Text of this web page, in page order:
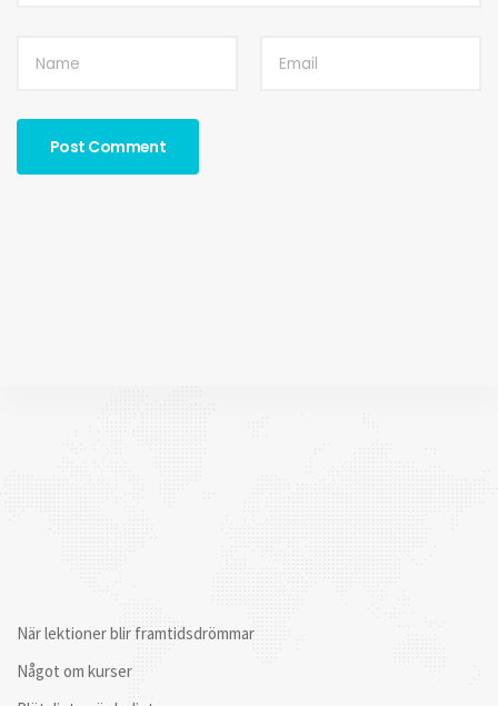
När lektioner blir framtidsdrömmar
Något om kurser